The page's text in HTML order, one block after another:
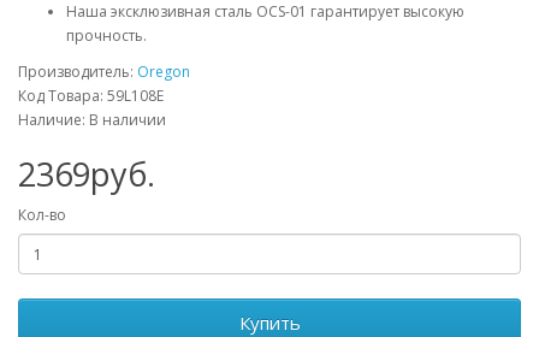
Наша эксклюзивная сталь OCS-01 гарантирует высокую
прочность.
Производитель: Oregon
Код Товара: 59L108E
Наличие: В наличии
2369руб.
Кол-во
Купить